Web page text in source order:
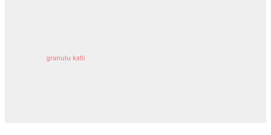
granulu katli